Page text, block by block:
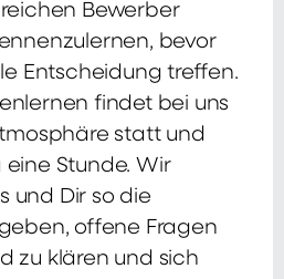
Bewerber
bevor
Entscheidung treffen.
findet bei uns
statt und
Stunde. Wir
und Dir so die
offene Fragen
zu klären und sich